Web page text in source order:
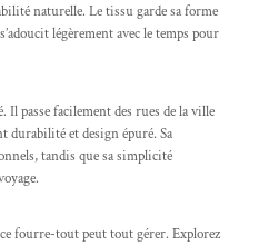
naturelle. Le tissu garde sa forme
légèrement avec le temps pour
Il passe facilement des rues de la ville
durabilité et design épuré. Sa
tandis que sa simplicité
fourre-tout peut tout gérer. Explorez